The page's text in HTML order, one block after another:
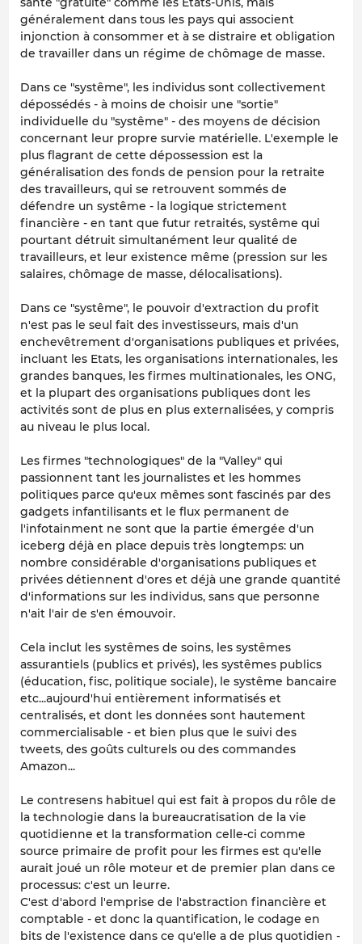
généralement dans tous les pays qui associent
injonction à consommer et à se distraire et obligation
de travailler dans un régime de chômage de masse.
Dans ce "systême", les individus sont collectivement
dépossédés - à moins de choisir une "sortie"
individuelle du "systême" - des moyens de décision
concernant leur propre survie matérielle. L'exemple le
plus flagrant de cette dépossession est la
généralisation des fonds de pension pour la retraite
des travailleurs, qui se retrouvent sommés de
défendre un systême - la logique strictement
financière - en tant que futur retraités, systême qui
pourtant détruit simultanément leur qualité de
travailleurs, et leur existence même (pression sur les
salaires, chômage de masse, délocalisations).
Dans ce "systême", le pouvoir d'extraction du profit
n'est pas le seul fait des investisseurs, mais d'un
enchevêtrement d'organisations publiques et privées,
incluant les Etats, les organisations internationales, les
grandes banques, les firmes multinationales, les ONG,
et la plupart des organisations publiques dont les
activités sont de plus en plus externalisées, y compris
au niveau le plus local.
Les firmes "technologiques" de la "Valley" qui
passionnent tant les journalistes et les hommes
politiques parce qu'eux mêmes sont fascinés par des
gadgets infantilisants et le flux permanent de
l'infotainment ne sont que la partie émergée d'un
iceberg déjà en place depuis très longtemps: un
nombre considérable d'organisations publiques et
privées détiennent d'ores et déjà une grande quantité
d'informations sur les individus, sans que personne
n'ait l'air de s'en émouvoir.
Cela inclut les systêmes de soins, les systêmes
assurantiels (publics et privés), les systêmes publics
(éducation, fisc, politique sociale), le systême bancaire
etc...aujourd'hui entièrement informatisés et
centralisés, et dont les données sont hautement
commercialisable - et bien plus que le suivi des
tweets, des goûts culturels ou des commandes
Amazon...
Le contresens habituel qui est fait à propos du rôle de
la technologie dans la bureaucratisation de la vie
quotidienne et la transformation celle-ci comme
source primaire de profit pour les firmes est qu'elle
aurait joué un rôle moteur et de premier plan dans ce
processus: c'est un leurre.
C'est d'abord l'emprise de l'abstraction financière et
comptable - et donc la quantification, le codage en
bits de l'existence dans ce qu'elle a de plus quotidien -